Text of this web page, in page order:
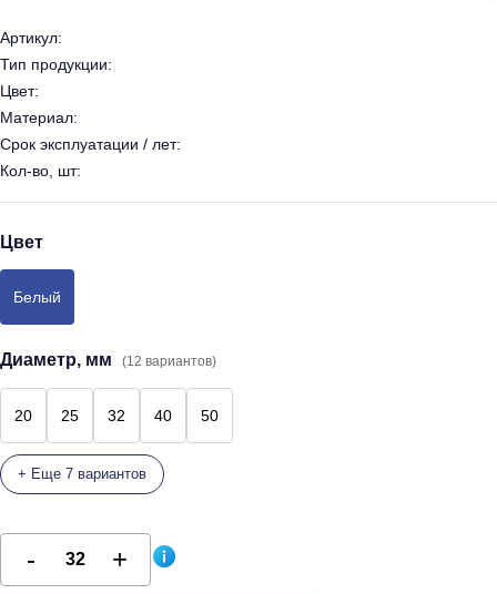
Артикул:
Тип продукции:
Цвет:
Материал:
Срок эксплуатации / лет:
Кол-во, шт:
Цвет
Белый
Диаметр, мм (12 вариантов)
20 25 32 40 50
+ Еще 7 вариантов